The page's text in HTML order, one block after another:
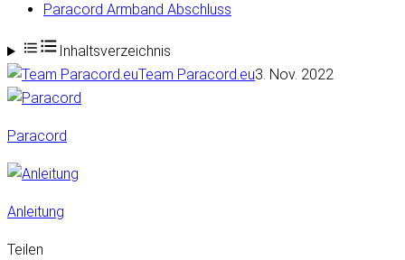
Paracord Armband Abschluss
Inhaltsverzeichnis
Team Paracord.eu3. Nov. 2022
Paracord
Anleitung
Teilen